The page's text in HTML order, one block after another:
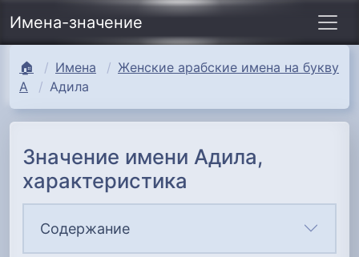
Имена-значение
🏠 Имена
Женские арабские имена на букву
А
Адила
Значение имени Адила,
характеристика
Содержание